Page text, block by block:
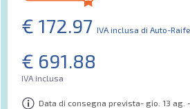
€ 172.97 IVA inclusa di Auto-
€ 691.88
IVA inclusa
Data di consegna prevista- gio. 13 ag.